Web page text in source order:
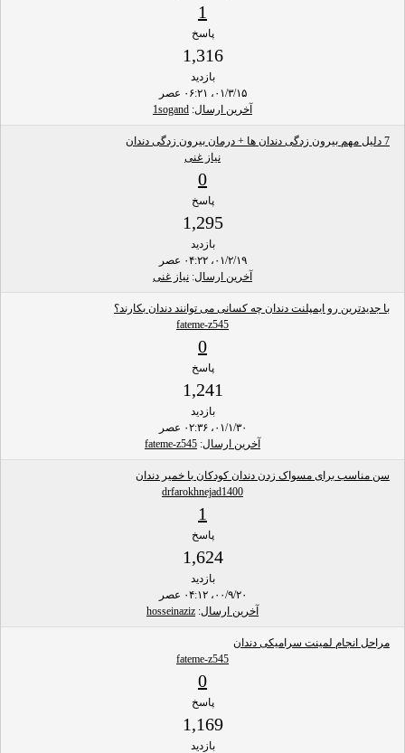
1
پاسخ
1,316
بازدید
۰۱/۳/۱۵، ۰۶:۲۱ عصر
آخرین ارسال:
1sogand
7 دلیل مهم بیرون زدگی دندان ها + درمان بیرون زدگی دندان
نیاز غنی
0
پاسخ
1,295
بازدید
۰۱/۲/۱۹، ۰۴:۲۲ عصر
آخرین ارسال: نیاز غنی
با جدیدترین رو ایمپلنت دندان چه کسانی می توانند دندان بکارند؟
fateme-z545
0
پاسخ
1,241
بازدید
۰۱/۱/۳۰، ۰۲:۳۶ عصر
آخرین ارسال:
fateme-z545
سن مناسب برای مسواک زدن دندان کودکان با خمیر دندان
drfarokhnejad1400
1
پاسخ
1,624
بازدید
۰۰/۹/۲۰، ۰۴:۱۲ عصر
آخرین ارسال:
hosseinaziz
مراحل انجام لمینت سرامیکی دندان
fateme-z545
0
پاسخ
1,169
بازدید